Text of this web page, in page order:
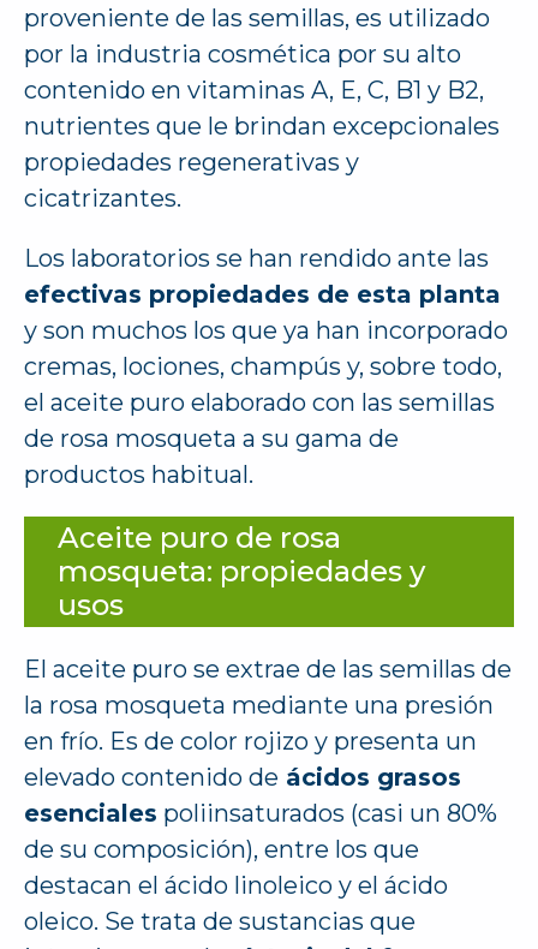
proveniente de las semillas, es utilizado
por la industria cosmética por su alto
contenido en vitaminas A, E, C, B1 y B2,
nutrientes que le brindan excepcionales
propiedades regenerativas y
cicatrizantes.
Los laboratorios se han rendido ante las
efectivas propiedades de esta planta
y son muchos los que ya han incorporado
cremas, lociones, champús y, sobre todo,
el aceite puro elaborado con las semillas
de rosa mosqueta a su gama de
productos habitual.
Aceite puro de rosa
mosqueta: propiedades y
usos
El aceite puro se extrae de las semillas de
la rosa mosqueta mediante una presión
en frío. Es de color rojizo y presenta un
elevado contenido de ácidos grasos
esenciales poliinsaturados (casi un 80%
de su composición), entre los que
destacan el ácido linoleico y el ácido
oleico. Se trata de sustancias que